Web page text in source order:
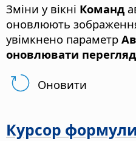
Зміни у вікні Команд
оновлюють
увімкнено параметр
оновлювати перегляд
Оновити
Курсор формули